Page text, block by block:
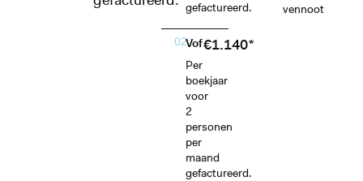
gefactureerd.
02Vof
Per
boekjaar
voor
2
personen
per
maand
gefactureerd.
€1.140*
vennoot